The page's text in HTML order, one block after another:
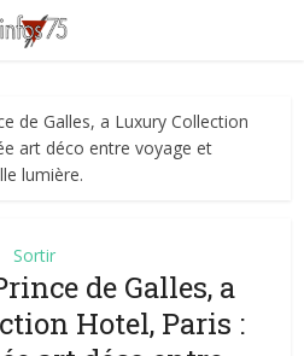
de Galles, a Luxury Collection
art déco entre voyage et
lumière.
Sortir
de Galles, a
Hotel, Paris :